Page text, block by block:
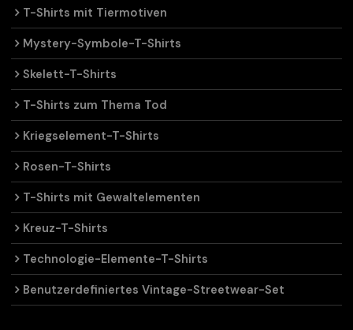
T-Shirts mit Tiermotiven
Mystery-Symbole-T-Shirts
Skelett-T-Shirts
T-Shirts zum Thema Tod
Kriegselement-T-Shirts
Rosen-T-Shirts
T-Shirts mit Gewaltelementen
Kreuz-T-Shirts
Technologie-Elemente-T-Shirts
Benutzerdefiniertes Vintage-Streetwear-Set